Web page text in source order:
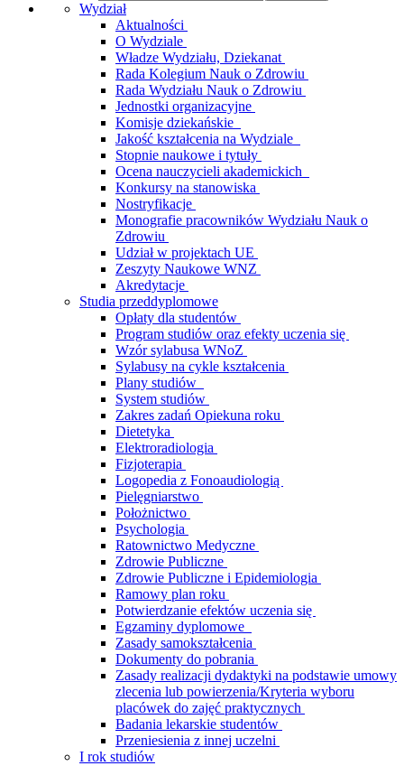
Wydział
Aktualności
O Wydziale
Władze Wydziału, Dziekanat
Rada Kolegium Nauk o Zdrowiu
Rada Wydziału Nauk o Zdrowiu
Jednostki organizacyjne
Komisje dziekańskie
Jakość kształcenia na Wydziale
Stopnie naukowe i tytuły
Ocena nauczycieli akademickich
Konkursy na stanowiska
Nostryfikacje
Monografie pracowników Wydziału Nauk o
Zdrowiu
Udział w projektach UE
Zeszyty Naukowe WNZ
Akredytacje
Studia przeddyplomowe
Opłaty dla studentów
Program studiów oraz efekty uczenia się
Wzór sylabusa WNoZ
Sylabusy na cykle kształcenia
Plany studiów
System studiów
Zakres zadań Opiekuna roku
Dietetyka
Elektroradiologia
Fizjoterapia
Logopedia z Fonoaudiologią
Pielęgniarstwo
Położnictwo
Psychologia
Ratownictwo Medyczne
Zdrowie Publiczne
Zdrowie Publiczne i Epidemiologia
Ramowy plan roku
Potwierdzanie efektów uczenia się
Egzaminy dyplomowe
Zasady samokształcenia
Dokumenty do pobrania
Zasady realizacji dydaktyki na podstawie umowy
zlecenia lub powierzenia/Kryteria wyboru
placówek do zajęć praktycznych
Badania lekarskie studentów
Przeniesienia z innej uczelni
I rok studiów